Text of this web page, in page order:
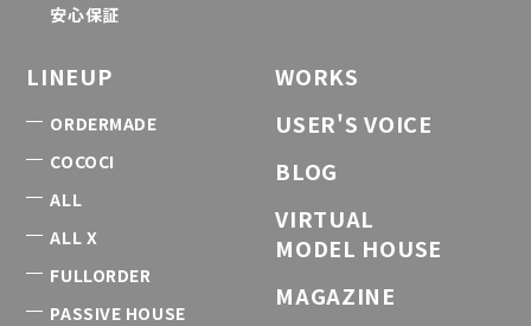
安心保証
LINEUP
ORDERMADE
COCOCI
ALL
ALL X
FULLORDER
PASSIVE HOUSE
WORKS
USER'S VOICE
BLOG
VIRTUAL
MODEL HOUSE
MAGAZINE